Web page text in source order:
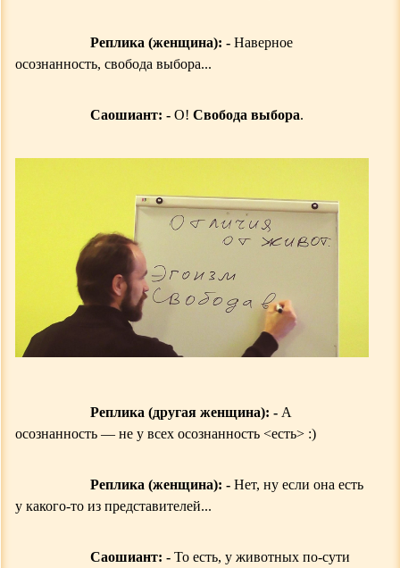
Реплика (женщина): - Наверное
осознанность, свобода выбора...
Саошиант: - О! Свобода выбора.
Реплика (другая женщина): - А
осознанность — не у всех осознанность <есть> :)
Реплика (женщина): - Нет, ну если она есть
у какого-то из представителей...
Саошиант: - То есть, у животных по-сути